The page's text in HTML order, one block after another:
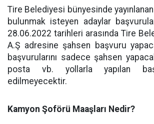
Tire Belediyesi bünyesinde
bulunmak isteyen adaylar
28.06.2022 tarihleri arasında Tire
A.Ş adresine şahsen başvuru
başvurularını sadece şahsen
posta vb. yollarla yapılan
edilmeyecektir.
Kamyon Şoförü Maaşları Nedir?